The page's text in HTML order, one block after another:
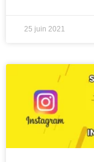
25 juin 2021